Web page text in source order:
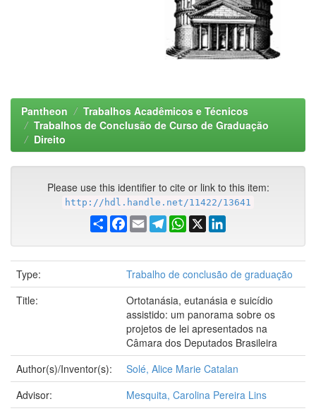
Pantheon
Trabalhos Acadêmicos e Técnicos
Trabalhos de Conclusão de Curso de Graduação
Direito
Please use this identifier to cite or link to this item:
http://hdl.handle.net/11422/13641
ShareFacebook
EmailTelegramWhatsApp
X
Type:
Trabalho de conclusão de graduação
Title:
Ortotanásia, eutanásia e suicídio
assistido: um panorama sobre os
projetos de lei apresentados na
Câmara dos Deputados Brasileira
Author(s)/Inventor(s):
Solé, Alice Marie Catalan
Advisor:
Mesquita, Carolina Pereira Lins